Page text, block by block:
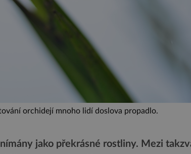
orchidejí mnoho lidí doslova propadlo.
jako překrásné rostliny. Mezi